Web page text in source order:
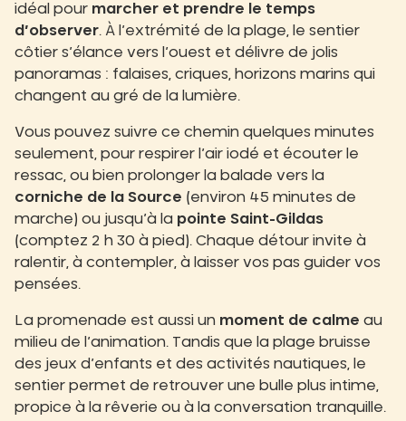
idéal pour marcher et prendre le temps
d’observer. À l’extrémité de la plage, le sentier
côtier s’élance vers l’ouest et délivre de jolis
panoramas : falaises, criques, horizons marins qui
changent au gré de la lumière.
Vous pouvez suivre ce chemin quelques minutes
seulement, pour respirer l’air iodé et écouter le
ressac, ou bien prolonger la balade vers la
corniche de la Source (environ 45 minutes de
marche) ou jusqu’à la pointe Saint-Gildas
(comptez 2 h 30 à pied). Chaque détour invite à
ralentir, à contempler, à laisser vos pas guider vos
pensées.
La promenade est aussi un moment de calme au
milieu de l’animation. Tandis que la plage bruisse
des jeux d’enfants et des activités nautiques, le
sentier permet de retrouver une bulle plus intime,
propice à la rêverie ou à la conversation tranquille.